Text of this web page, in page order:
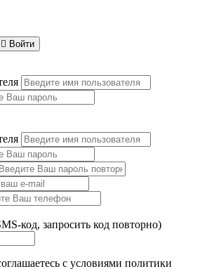
Войти
код, запросить код повторно)
с условиями политики